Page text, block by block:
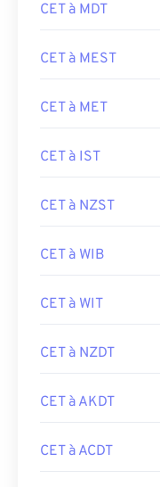
CET à MDT
CET à MEST
CET à MET
CET à IST
CET à NZST
CET à WIB
CET à WIT
CET à NZDT
CET à AKDT
CET à ACDT